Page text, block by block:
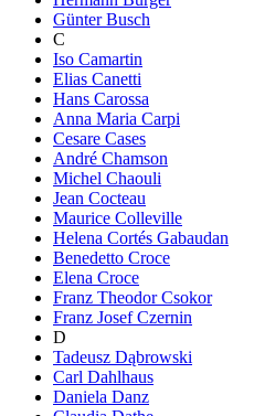
Günter Busch
C
Iso Camartin
Elias Canetti
Hans Carossa
Anna Maria Carpi
Cesare Cases
André Chamson
Michel Chaouli
Jean Cocteau
Maurice Colleville
Helena Cortés Gabaudan
Benedetto Croce
Elena Croce
Franz Theodor Csokor
Franz Josef Czernin
D
Tadeusz Dąbrowski
Carl Dahlhaus
Daniela Danz